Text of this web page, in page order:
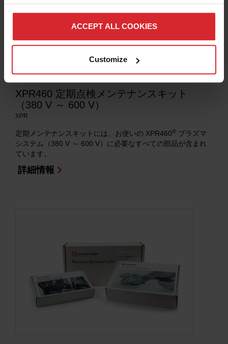
ACCEPT ALL COOKIES
Customize
定期メンテナンスキットには、お使いの XPR170™ プラズマ
システム（380 V ～ 600 V）に必要なすべての部品が含まれ
詳細情報
XPR460 定期点検メンテナンスキット
（380 V ～ 600 V）
XPR
定期メンテナンスキットには、お使いの XPR460® プラズマ
システム（380 V ～ 600 V）に必要なすべての部品が含まれ
ています。
詳細情報